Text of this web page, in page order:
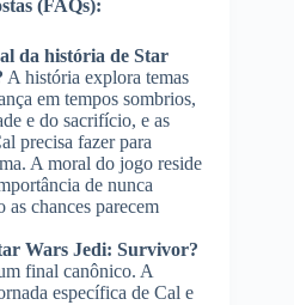
(FAQs):
da história de Star
A história explora temas
em tempos sombrios,
e do sacrifício, e as
precisa fazer para
A moral do jogo reside
de nunca
as chances parecem
Wars Jedi: Survivor?
final canônico. A
específica de Cal e